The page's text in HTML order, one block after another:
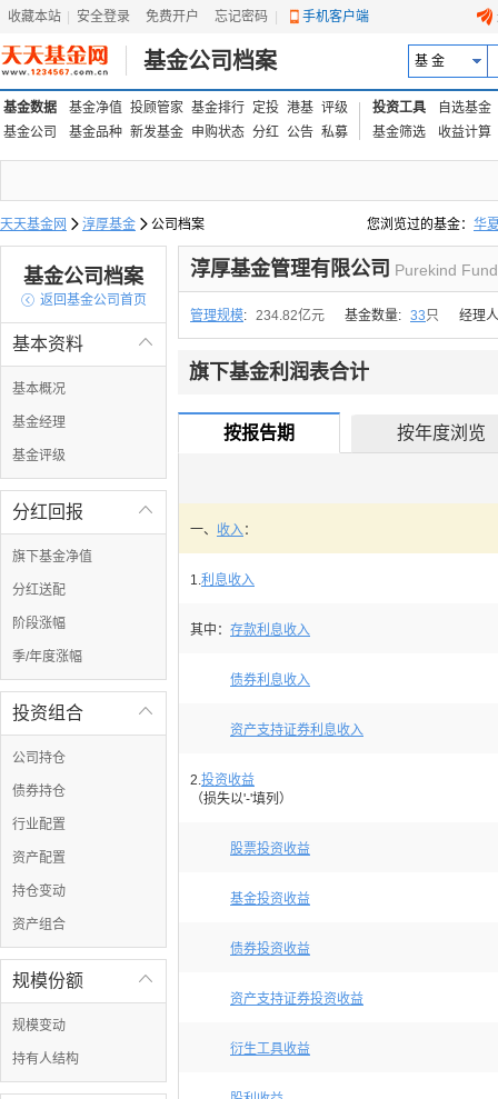
收藏本站 安全登录 免费开户 忘记密码 手机客户端
基金公司档案 基 金
基金数据 基金净值 投顾管家 基金排行 定投 港基 评级
基金公司
基金品种 新发基金 申购状态 分红 公告 私募
投资工具
自选基金
基金筛选
收益计算
天天基金网  淳厚基金  公司档案 您浏览过的基金： 华
易方达上证中盘ETF联
基金公司档案
 返回基金公司首页

基本资料
基本概况
基金经理
基金评级

分红回报
旗下基金净值
分红送配
阶段涨幅
季/年度涨幅

投资组合
公司持仓
债券持仓
行业配置
资产配置
持仓变动
资产组合

规模份额
规模变动
持有人结构
淳厚基金管理有限公司 Purekind
管理规模: 234.82亿元 基金数量: 33只 经理
旗下基金利润表合计
按报告期 按年度浏览
一、 收入：
1.利息收入
其中： 存款利息收入
债券利息收入
资产支持证券利息收入
2.投资收益
（损失以'-'填列）
股票投资收益
基金投资收益
债券投资收益
资产支持证券投资收益
衍生工具收益